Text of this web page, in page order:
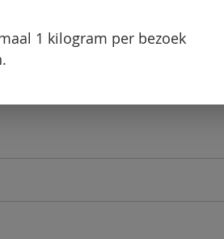
1 kilogram per bezoek